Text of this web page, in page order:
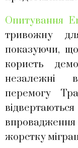
Опитування
тривожну
показуючи,
користь
незалежні
перемогу
жорстку